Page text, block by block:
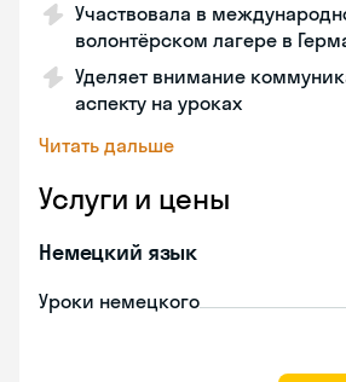
Участвовала в
волонтёрском лагере в
Уделяет внимание
аспекту на уроках
Читать дальше
Услуги и цены
Немецкий язык
Уроки немецкого